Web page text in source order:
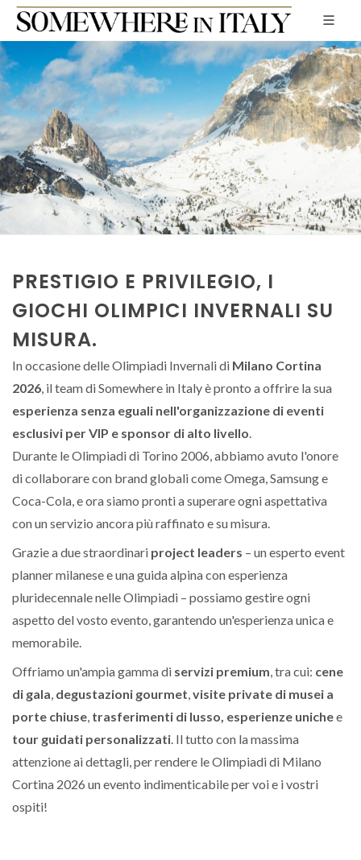
PRESTIGIO E PRIVILEGIO, I
GIOCHI OLIMPICI INVERNALI SU
MISURA.
In occasione delle Olimpiadi Invernali di Milano Cortina
2026, il team di Somewhere in Italy è pronto a offrire la sua
esperienza senza eguali nell'organizzazione di eventi
esclusivi per VIP e sponsor di alto livello.
Durante le Olimpiadi di Torino 2006, abbiamo avuto l'onore
di collaborare con brand globali come Omega, Samsung e
Coca-Cola, e ora siamo pronti a superare ogni aspettativa
con un servizio ancora più raffinato e su misura.
Grazie a due straordinari project leaders – un esperto event
planner milanese e una guida alpina con esperienza
pluridecennale nelle Olimpiadi – possiamo gestire ogni
aspetto del vosto evento, garantendo un'esperienza unica e
memorabile.
Offriamo un'ampia gamma di servizi premium, tra cui: cene
di gala, degustazioni gourmet,visite private di musei a
porte chiuse, trasferimenti di lusso, esperienze unichee
tour guidati personalizzati. Il tutto con la massima
attenzione ai dettagli, per rendere le Olimpiadi di Milano
Cortina 2026 un evento indimenticabile per voi e i vostri
ospiti!